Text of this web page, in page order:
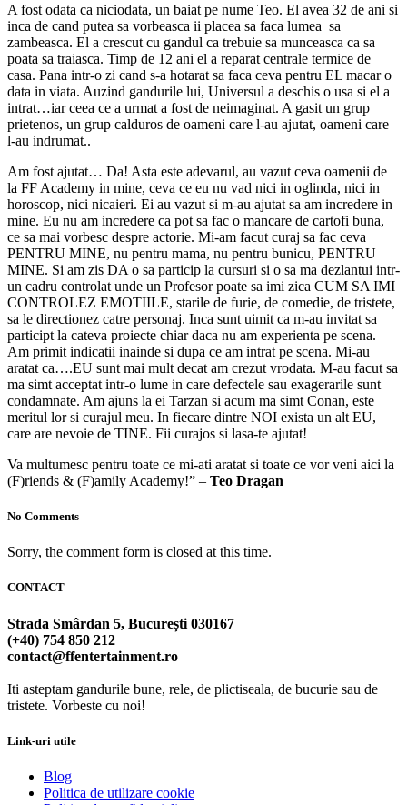
A fost odata ca niciodata, un baiat pe nume Teo. El avea 32 de ani si
inca de cand putea sa vorbeasca ii placea sa faca lumea sa
zambeasca. El a crescut cu gandul ca trebuie sa munceasca ca sa
poata sa traiasca. Timp de 12 ani el a reparat centrale termice de
casa. Pana intr-o zi cand s-a hotarat sa faca ceva pentru EL macar o
data in viata. Auzind gandurile lui, Universul a deschis o usa si el a
intrat…iar ceea ce a urmat a fost de neimaginat. A gasit un grup
prietenos, un grup calduros de oameni care l-au ajutat, oameni care
l-au indrumat..
Am fost ajutat… Da! Asta este adevarul, au vazut ceva oamenii de
la FF Academy in mine, ceva ce eu nu vad nici in oglinda, nici in
horoscop, nici nicaieri. Ei au vazut si m-au ajutat sa am incredere in
mine. Eu nu am incredere ca pot sa fac o mancare de cartofi buna,
ce sa mai vorbesc despre actorie. Mi-am facut curaj sa fac ceva
PENTRU MINE, nu pentru mama, nu pentru bunicu, PENTRU
MINE. Si am zis DA o sa particip la cursuri si o sa ma dezlantui intr-
un cadru controlat unde un Profesor poate sa imi zica CUM SA IMI
CONTROLEZ EMOTIILE, starile de furie, de comedie, de tristete,
sa le directionez catre personaj. Inca sunt uimit ca m-au invitat sa
participt la cateva proiecte chiar daca nu am experienta pe scena.
Am primit indicatii inainde si dupa ce am intrat pe scena. Mi-au
aratat ca….EU sunt mai mult decat am crezut vrodata. M-au facut sa
ma simt acceptat intr-o lume in care defectele sau exagerarile sunt
condamnate. Am ajuns la ei Tarzan si acum ma simt Conan, este
meritul lor si curajul meu. In fiecare dintre NOI exista un alt EU,
care are nevoie de TINE. Fii curajos si lasa-te ajutat!
Va multumesc pentru toate ce mi-ati aratat si toate ce vor veni aici la
(F)riends & (F)amily Academy!” – Teo Dragan
No Comments
Sorry, the comment form is closed at this time.
CONTACT
Strada Smârdan 5, București 030167
(+40) 754 850 212
contact@ffentertainment.ro
Iti asteptam gandurile bune, rele, de plictiseala, de bucurie sau de
tristete. Vorbeste cu noi!
Link-uri utile
Blog
Politica de utilizare cookie